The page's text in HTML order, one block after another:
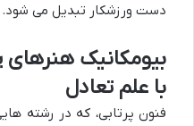
دست ورزشکار تبدیل می شود.
بیومکانیک هنرهای
با علم تعادل
فنون پرتابی، که در رشته